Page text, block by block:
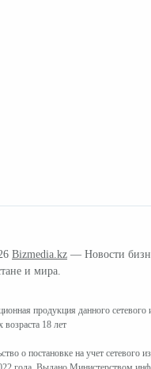
Bizmedia.kz — Новости
и мира.
продукция данного сетевого
возраста 18 лет
о постановке на учет